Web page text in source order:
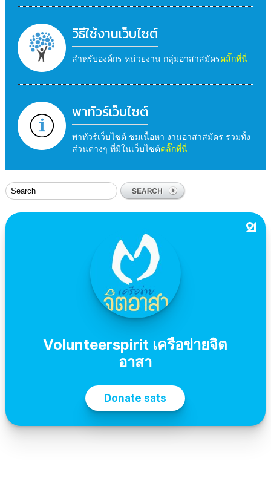
วิธีใช้งานเว็บไซต์
สำหรับองค์กร หน่วยงาน กลุ่มอาสาสมัครคลิ๊กที่นี่
พาทัวร์เว็บไซต์
พาทัวร์เว็บไซต์ ชมเนื้อหา งานอาสาสมัคร รวมทั้ง
ส่วนต่างๆ ที่มีในเว็บไซต์คลิ๊กที่นี่